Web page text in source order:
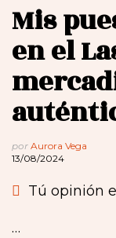
Mis
en el
por Aurora Vega
13/08/2024
Tú opinión
…